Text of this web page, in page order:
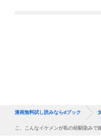
漫画無料試し読みならdブック
こ、こんなイケメンが私の幼馴染みで